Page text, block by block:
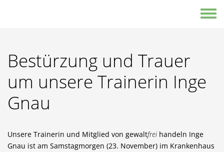
Bestürzung und Trauer
um unsere Trainerin Inge
Gnau
Unsere Trainerin und Mitglied von gewaltfreihandeln Inge
Gnau ist am Samstagmorgen (23. November) im Krankenhaus